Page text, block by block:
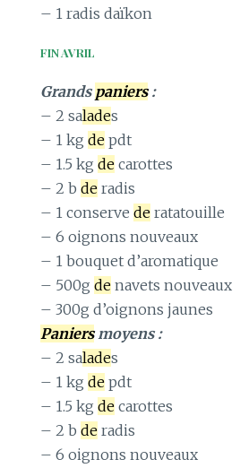
– 1 radis daïkon
FIN AVRIL
Grands paniers:
– 2 salades
– 1 kgde pdt
– 1.5 kgde carottes
– 2 bde radis
– 1 conservede ratatouille
– 6 oignons nouveaux
– 1 bouquet d’aromatique
– 500gde navets nouveaux
– 300g d’oignons jaunes
Paniersmoyens :
– 2 salades
– 1 kgde pdt
– 1.5 kgde carottes
– 2 bde radis
– 6 oignons nouveaux